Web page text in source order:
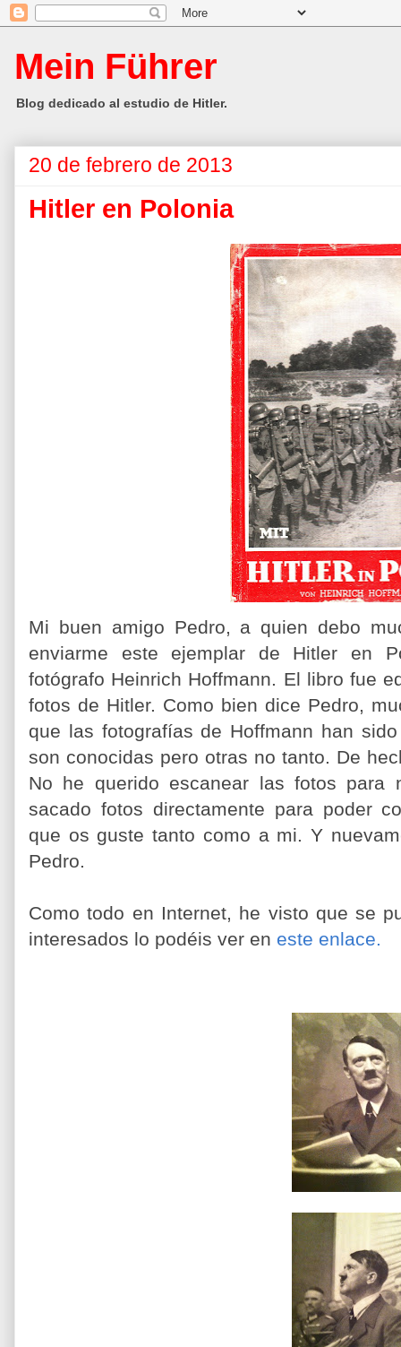
Mein Führer
Blog dedicado al estudio de Hitler.
20 de febrero de 2013
Hitler en Polonia
Mi buen amigo Pedro, a quien debo
enviarme este ejemplar de Hitler en
fotógrafo Heinrich Hoffmann. El libro fue
fotos de Hitler. Como bien dice Pedro,
que las fotografías de Hoffmann han
son conocidas pero otras no tanto. De
No he querido escanear las fotos
sacado fotos directamente para poder
que os guste tanto como a mi. Y
Pedro.
Como todo en Internet, he visto que se
interesados lo podéis ver en este enlace.